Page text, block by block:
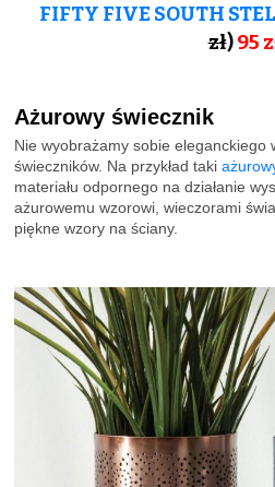
FIFTY FIVE SOUTH
zł)95
Ażurowy świecznik
Nie wyobrażamy sobie eleganckiego
świeczników. Na przykład taki
materiału odpornego na działanie
ażurowemu wzorowi, wieczorami
piękne wzory na ściany.